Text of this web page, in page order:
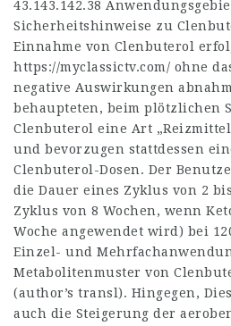
43.143.142.38
Sicherheitshinweise zu
Einnahme von Clenbuterol
https://myclassictv.com/ ohne
negative Auswirkungen
behaupteten, beim plötzlichen
Clenbuterol eine Art
und bevorzugen stattdessen
Clenbuterol-Dosen. Der
die Dauer eines Zyklus von 2
Zyklus von 8 Wochen, wenn
Woche angewendet wird) bei
Einzel- und
Metabolitenmuster von
(author’s transl). Hingegen,
auch die Steigerung der